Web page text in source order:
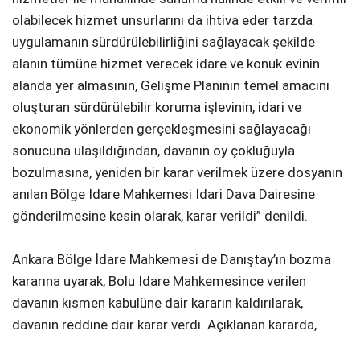
olabilecek hizmet unsurlarını da ihtiva eder tarzda
uygulamanın sürdürülebilirliğini sağlayacak şekilde
alanın tümüne hizmet verecek idare ve konuk evinin
alanda yer almasının, Gelişme Planının temel amacını
oluşturan sürdürülebilir koruma işlevinin, idari ve
ekonomik yönlerden gerçekleşmesini sağlayacağı
sonucuna ulaşıldığından, davanın oy çokluğuyla
bozulmasına, yeniden bir karar verilmek üzere dosyanın
anılan Bölge İdare Mahkemesi İdari Dava Dairesine
gönderilmesine kesin olarak, karar verildi” denildi.
Ankara Bölge İdare Mahkemesi de Danıştay’ın bozma
kararına uyarak, Bolu İdare Mahkemesince verilen
davanın kısmen kabulüne dair kararın kaldırılarak,
davanın reddine dair karar verdi. Açıklanan kararda,